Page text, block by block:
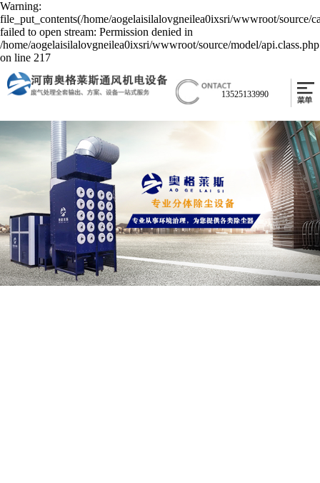
Warning:
file_put_contents(/home/aogelaisilalovgneilea0ixsri/wwwroot/source/
failed to open stream: Permission denied in
/home/aogelaisilalovgneilea0ixsri/wwwroot/source/model/api.class.php
on line 217
13525133990